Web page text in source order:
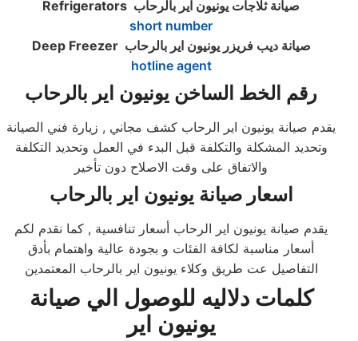
Refrigerators صيانة ثلاجات يونيون اير بالرحاب
short number
Deep Freezer صيانة ديب فريزر يونيون اير بالرحاب
hotline agent
رقم الخط الساخن يونيون اير بالرحاب
يقدم صيانة يونيون اير الرحاب كشف مجاني , زيارة فني الصيانة
وتحديد المشكلة والتكلفة قبل البدء في العمل وتحديد التكلفة
والاتفاق على وقت الاصلاح دون تأخير
اسعار صيانة يونيون اير بالرحاب
يقدم صيانة يونيون اير الرحاب أسعار تنافسية , كما نقدم لكم
أسعار مناسبة لكافة الفئات و بجودة عالية واهتمام بأدق
التفاصيل عت طريق وكلاء يونيون اير بالرحاب المعتمدين
كلمات دلاليه للوصول الي صيانة
يونيون اير